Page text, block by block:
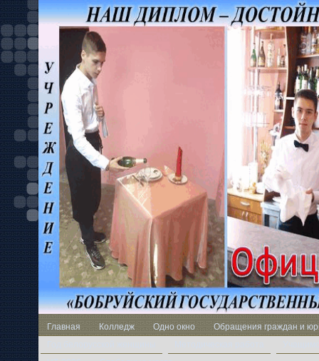
Главная Колледж Одно окно
Обращения граждан и